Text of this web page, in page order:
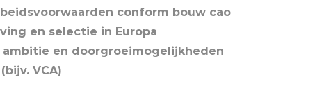
conform bouw cao
en selectie in Europa
en doorgroeimogelijkheden
VCA)